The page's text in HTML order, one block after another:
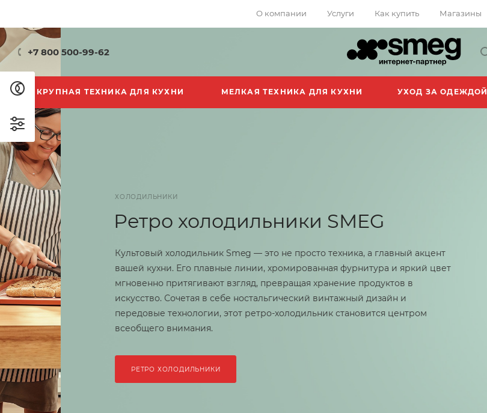
О компании Услуги Как купить Магазины
+7 800 500-99-62
КРУПНАЯ ТЕХНИКА ДЛЯ КУХНИ МЕЛКАЯ ТЕХНИКА ДЛЯ КУХНИ УХОД ЗА ОДЕЖДОЙ
ХОЛОДИЛЬНИКИ
Ретро холодильники SMEG
Культовый холодильник Smeg — это не просто техника, а главный акцент
вашей кухни. Его плавные линии, хромированная фурнитура и яркий цвет
мгновенно притягивают взгляд, превращая хранение продуктов в
искусство. Сочетая в себе ностальгический винтажный дизайн и
передовые технологии, этот ретро-холодильник становится центром
всеобщего внимания.
РЕТРО ХОЛОДИЛЬНИКИ